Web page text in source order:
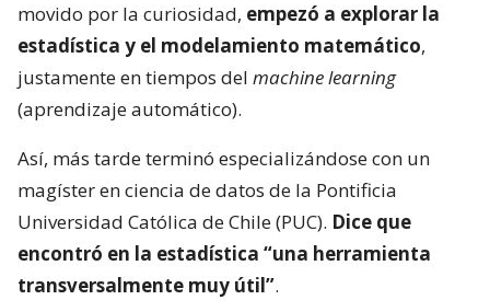
movido por la curiosidad, empezó a explorar la
estadística y el modelamiento matemático,
justamente en tiempos del machine learning
(aprendizaje automático).
Así, más tarde terminó especializándose con un
magíster en ciencia de datos de la Pontificia
Universidad Católica de Chile (PUC). Dice que
encontró en la estadística “una herramienta
transversalmente muy útil”.